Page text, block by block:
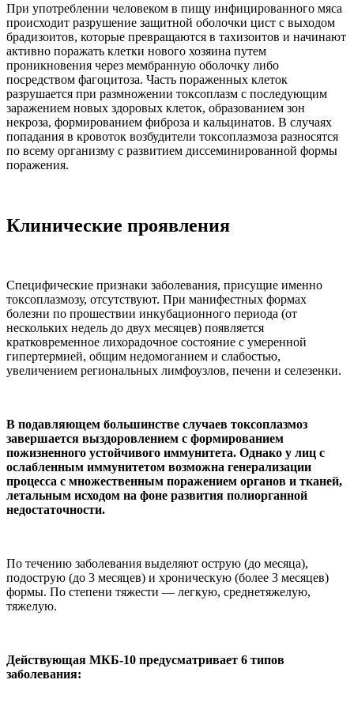
При употреблении человеком в пищу инфицированного мяса
происходит разрушение защитной оболочки цист с выходом
брадизоитов, которые превращаются в тахизоитов и начинают
активно поражать клетки нового хозяина путем
проникновения через мембранную оболочку либо
посредством фагоцитоза. Часть пораженных клеток
разрушается при размножении токсоплазм с последующим
заражением новых здоровых клеток, образованием зон
некроза, формированием фиброза и кальцинатов. В случаях
попадания в кровоток возбудители токсоплазмоза разносятся
по всему организму с развитием диссеминированной формы
поражения.
Клинические проявления
Специфические признаки заболевания, присущие именно
токсоплазмозу, отсутствуют. При манифестных формах
болезни по прошествии инкубационного периода (от
нескольких недель до двух месяцев) появляется
кратковременное лихорадочное состояние с умеренной
гипертермией, общим недомоганием и слабостью,
увеличением региональных лимфоузлов, печени и селезенки.
В подавляющем большинстве случаев токсоплазмоз
завершается выздоровлением с формированием
пожизненного устойчивого иммунитета. Однако у лиц с
ослабленным иммунитетом возможна генерализации
процесса с множественным поражением органов и тканей,
летальным исходом на фоне развития полиорганной
недостаточности.
По течению заболевания выделяют острую (до месяца),
подострую (до 3 месяцев) и хроническую (более 3 месяцев)
формы. По степени тяжести — легкую, среднетяжелую,
тяжелую.
Действующая МКБ-10 предусматривает 6 типов
заболевания: